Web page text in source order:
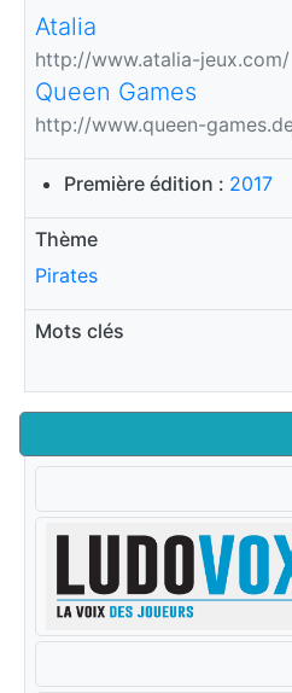
Atalia
http://www.atalia-jeux.com/
Queen Games
http://www.queen-
Première édition : 2017
Thème
Pirates
Mots clés